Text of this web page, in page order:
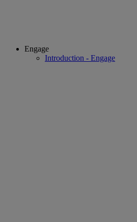
Engage
Introduction - Engage